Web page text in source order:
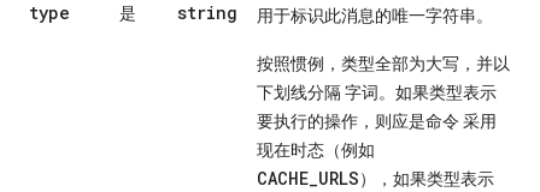
type 是 string 用于标识此消息的唯一字符串。
按照惯例，类型全部为大写，并以
下划线分隔 字词。如果类型表示
要执行的操作，则应是命令 采用
现在时态（例如
CACHE_URLS），如果类型表示